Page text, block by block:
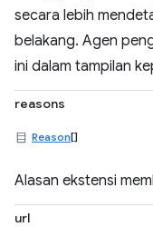
secara lebih
belakang. Agen
ini dalam tampilan
reasons
Reason[]
Alasan ekstensi
url